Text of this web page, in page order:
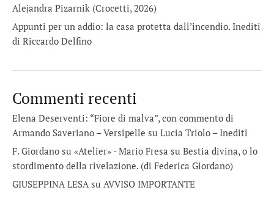
Alejandra Pizarnik (Crocetti, 2026)
Appunti per un addio: la casa protetta dall’incendio. Inediti
di Riccardo Delfino
Commenti recenti
Elena Deserventi: “Fiore di malva”, con commento di
Armando Saveriano – Versipelle su Lucia Triolo – Inediti
F. Giordano su «Atelier» - Mario Fresa su Bestia divina, o lo
stordimento della rivelazione. (di Federica Giordano)
GIUSEPPINA LESA su AVVISO IMPORTANTE